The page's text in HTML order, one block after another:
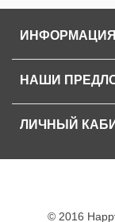
ИНФОРМАЦИЯ
НАШИ
ЛИЧНЫЙ
© 2016